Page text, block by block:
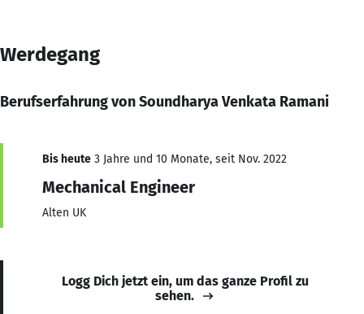
Werdegang
Berufserfahrung von Soundharya Venkata Ramani
Bis heute 3 Jahre und 10 Monate, seit Nov. 2022
Mechanical Engineer
Alten UK
Logg Dich jetzt ein, um das ganze Profil zu
sehen.